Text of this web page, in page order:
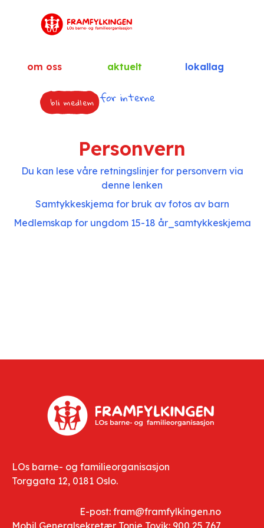
om oss aktuelt lokallag
bli medlem for interne
Personvern
Du kan lese våre retningslinjer for personvern via
denne lenken
Samtykkeskjema for bruk av fotos av barn
Medlemskap for ungdom 15-18 år_samtykkeskjema
LOs barne- og familieorganisasjon
Torggata 12, 0181 Oslo.
E-post: fram@framfylkingen.no
Mobil Generalsekretær Tonje Tovik: 900 25 767